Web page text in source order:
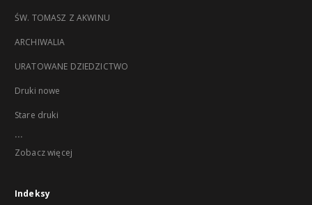
ŚW. TOMASZ Z AKWINU
ARCHIWALIA
URATOWANE DZIEDZICTWO
Druki nowe
Stare druki
...
Zobacz więcej
Indeksy